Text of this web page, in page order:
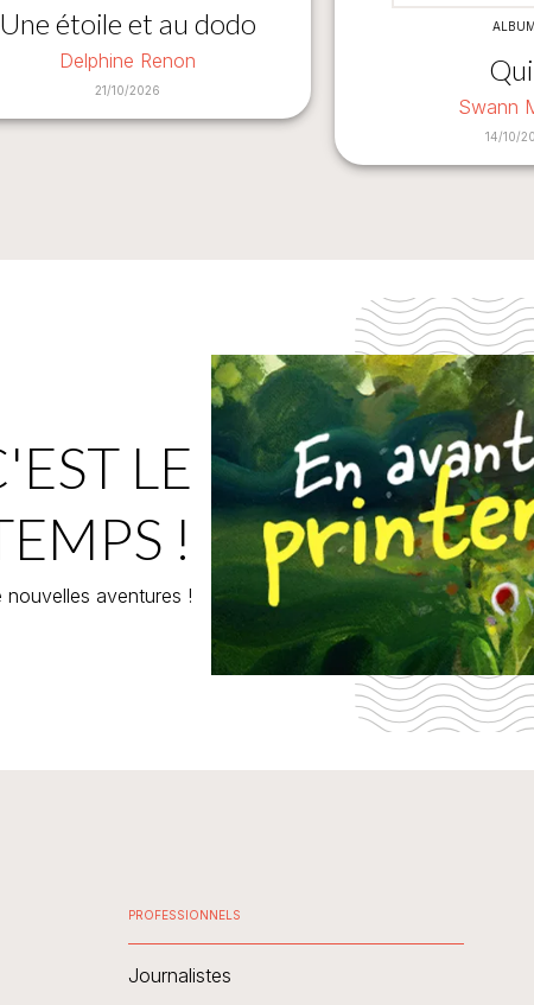
Une étoile et au dodo
Delphine Renon
21/10/2026
Qui
Swann
14/10/
LE
!
nouvelles aventures !
PROFESSIONNELS
Journalistes